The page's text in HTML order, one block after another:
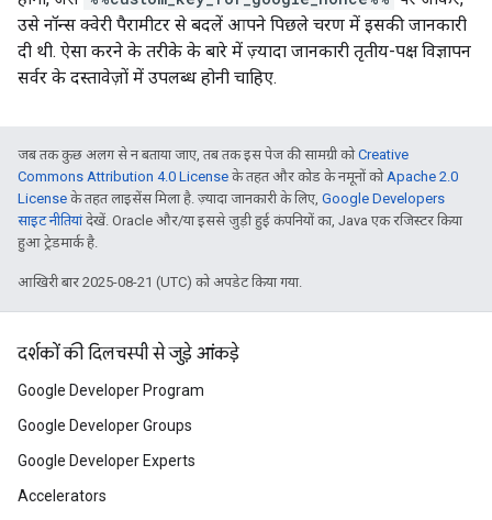
उसे नॉन्स क्वेरी पैरामीटर से बदलें आपने पिछले चरण में इसकी जानकारी
दी थी. ऐसा करने के तरीके के बारे में ज़्यादा जानकारी तृतीय-पक्ष विज्ञापन
सर्वर के दस्तावेज़ों में उपलब्ध होनी चाहिए.
जब तक कुछ अलग से न बताया जाए, तब तक इस पेज की सामग्री कोCreative
Commons Attribution 4.0 License के तहत और कोड के नमूनों कोApache 2.0
License के तहत लाइसेंस मिला है. ज़्यादा जानकारी के लिए, Google Developers
साइट नीतियांदेखें. Oracle और/या इससे जुड़ी हुई कंपनियों का, Java एक रजिस्टर किया
हुआ ट्रेडमार्क है.
आखिरी बार 2025-08-21 (UTC) को अपडेट किया गया.
दर्शकों की दिलचस्पी से जुड़े आंकड़े
Google Developer Program
Google Developer Groups
Google Developer Experts
Accelerators